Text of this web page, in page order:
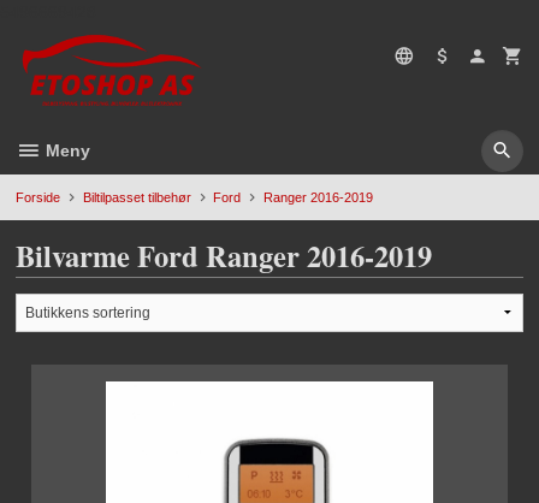
til
innholdet
Meny
Forside Biltilpasset tilbehør Ford Ranger 2016-2019
Bilvarme Ford Ranger 2016-2019